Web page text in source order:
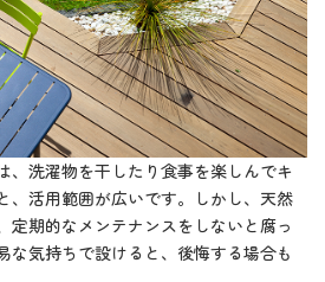
、洗濯物を干したり食事を楽しんでキ
、活用範囲が広いです。しかし、天然
定期的なメンテナンスをしないと腐っ
な気持ちで設けると、後悔する場合も